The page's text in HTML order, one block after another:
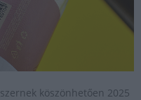
köszönhetően 2025